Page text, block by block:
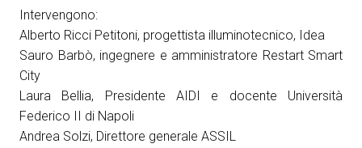
AREA RISERVATA VISITATORI
person
A cura di:
Intervengono:
Alberto Ricci Petitoni, progettista illuminotecnico, Idea
Sauro Barbò, ingegnere e amministratore Restart Smart
City
Laura Bellia, Presidente AIDI e docente Università
Federico II di Napoli
Andrea Solzi, Direttore generale ASSIL